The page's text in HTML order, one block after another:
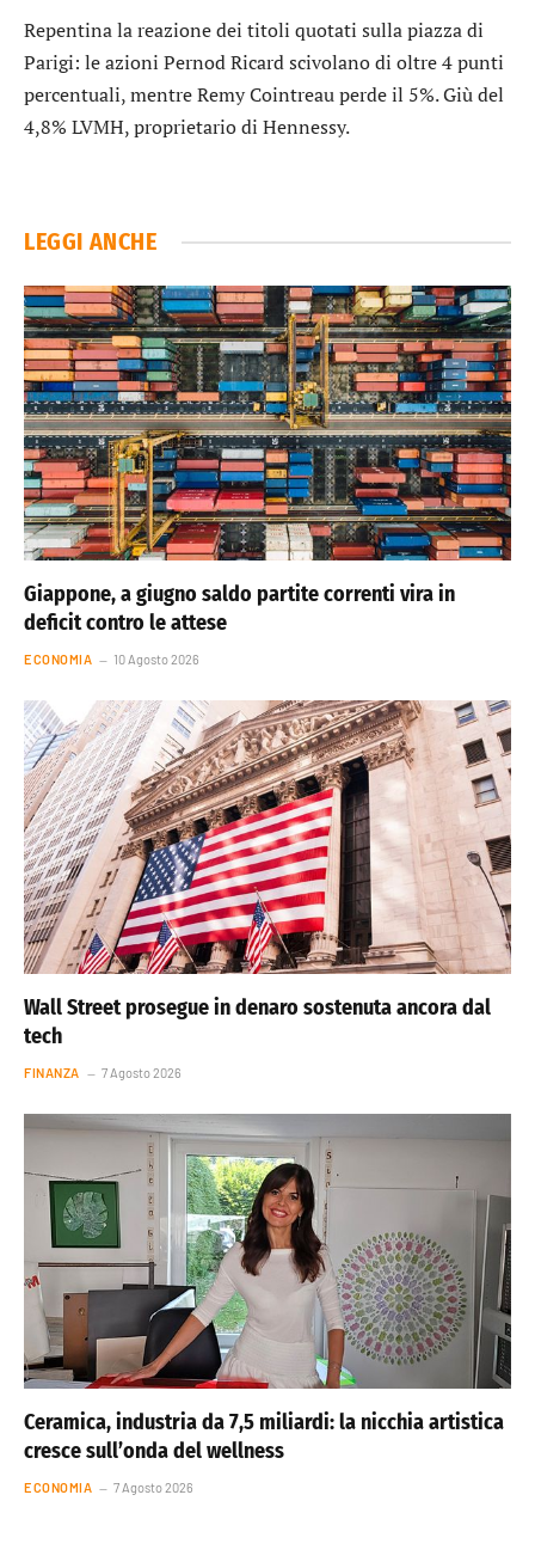
Repentina la reazione dei titoli quotati sulla piazza di
Parigi: le azioni Pernod Ricardscivolano di oltre 4 punti
percentuali, mentreRemy Cointreauperde il 5%. Giù del
4,8% LVMH, proprietario di Hennessy.
LEGGI ANCHE
Giappone, a giugno saldo partite correnti vira in
deficit contro le attese
ECONOMIA 10 Agosto 2026
Wall Street prosegue in denaro sostenuta ancora dal
tech
FINANZA 7 Agosto 2026
Ceramica, industria da 7,5 miliardi: la nicchia artistica
cresce sull’onda del wellness
ECONOMIA 7 Agosto 2026